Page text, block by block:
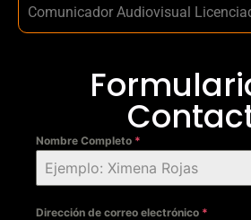
Comunicador Audiovisual
Nombre Completo *
Dirección de correo electrónico *